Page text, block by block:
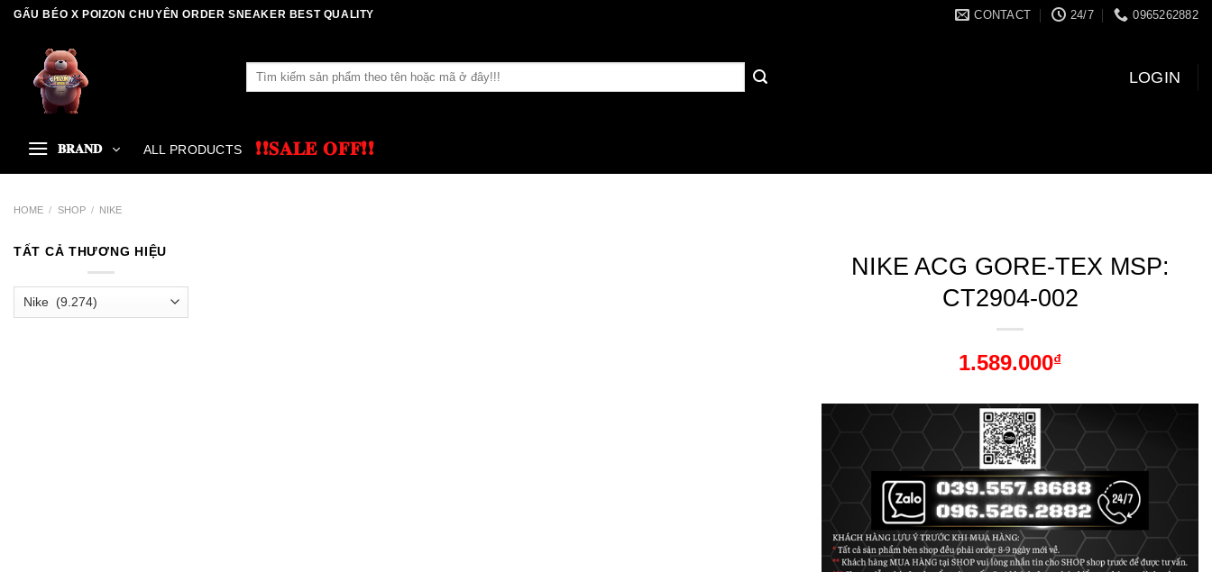
Skip
content
GẤU BÉO X POIZON CHUYÊN ORDER SNEAKER BEST QUALITY CONTACT 24/7 0965262882
Search
LOGIN
𝐁𝐑𝐀𝐍𝐃 ALL PRODUCTS ❗❗𝐒𝐀𝐋𝐄 𝐎𝐅𝐅❗❗
HOME / SHOP / NIKE
TẤT CẢ THƯƠNG HIỆU
NIKE ACG GORE-TEX MSP:
CT2904-002
1.589.000₫